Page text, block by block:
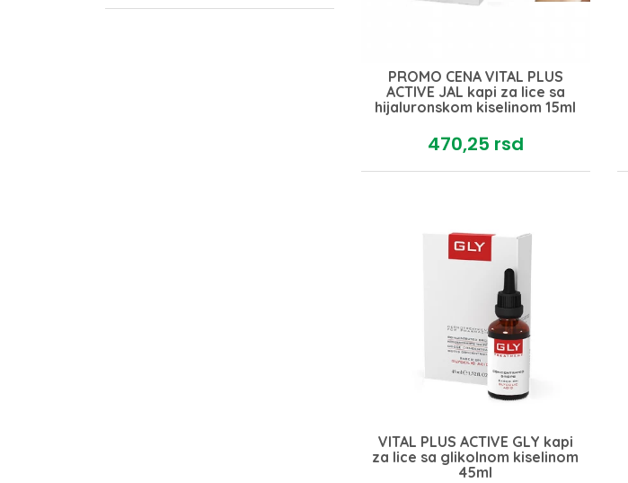
PROMO CENA VITAL PLUS
ACTIVE JAL kapi za lice sa
hijaluronskom kiselinom 15ml
470,25 rsd
VITAL PLUS ACTIVE GLY kapi
za lice sa glikolnom kiselinom
45ml